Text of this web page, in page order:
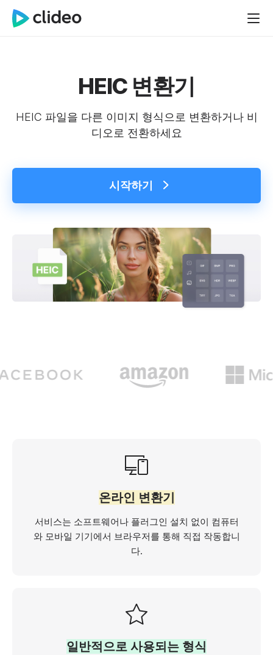
HEIC 변환기
HEIC 파일을 다른 이미지 형식으로 변환하거나 비
디오로 전환하세요
시작하기
온라인 변환기
서비스는 소프트웨어나 플러그인 설치 없이 컴퓨터
와 모바일 기기에서 브라우저를 통해 직접 작동합니
다.
일반적으로 사용되는 형식